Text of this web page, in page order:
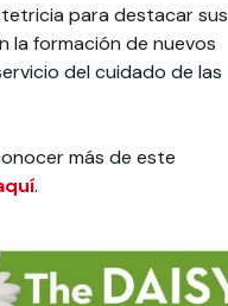
para destacar sus
la formación de nuevos
del cuidado de las
más de este
.